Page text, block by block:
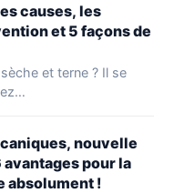
causes, les
et 5 façons de
et terne ? Il se
nouvelle
pour la
absolument !